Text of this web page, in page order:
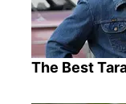
The Best